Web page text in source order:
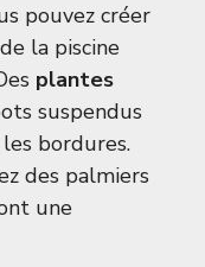
pouvez créer
la piscine
plantes
suspendus
bordures.
des palmiers
une